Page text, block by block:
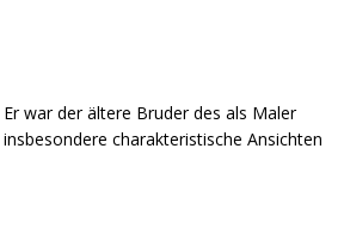
war der ältere Bruder des als Maler
charakteristische Ansichten